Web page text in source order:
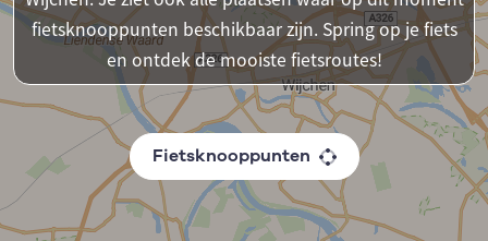
fietsknooppunten beschikbaar zijn. Spring op je fiets
en ontdek de mooiste fietsroutes!
Fietsknooppunten